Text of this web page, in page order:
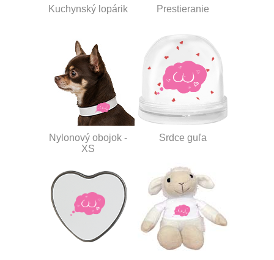
Kuchynský lopárik Prestieranie
Nylonový obojok -
XS
Srdce guľa